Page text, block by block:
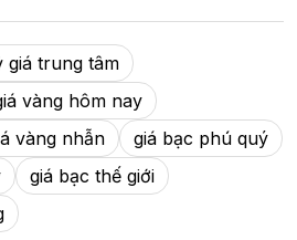
giá trung tâm
vàng hôm nay
vàng nhẫn
giá bạc phú quý
giá bạc thế giới